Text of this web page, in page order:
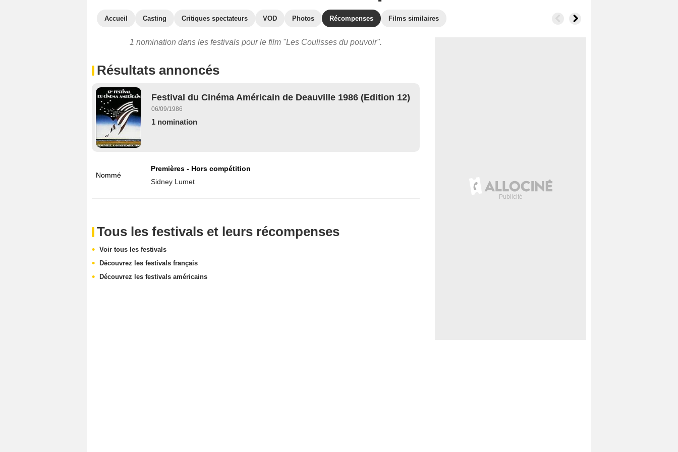
Accueil Casting Critiques spectateurs VOD Photos Récompenses Films similaires
1 nomination dans les festivals pour le film "Les Coulisses du pouvoir".
Résultats annoncés
Festival du Cinéma Américain de Deauville 1986 (Edition 12)
06/09/1986
1 nomination
Nommé
Premières - Hors compétition
Sidney Lumet
Tous les festivals et leurs récompenses
Voir tous les festivals
Découvrez les festivals français
Découvrez les festivals américains